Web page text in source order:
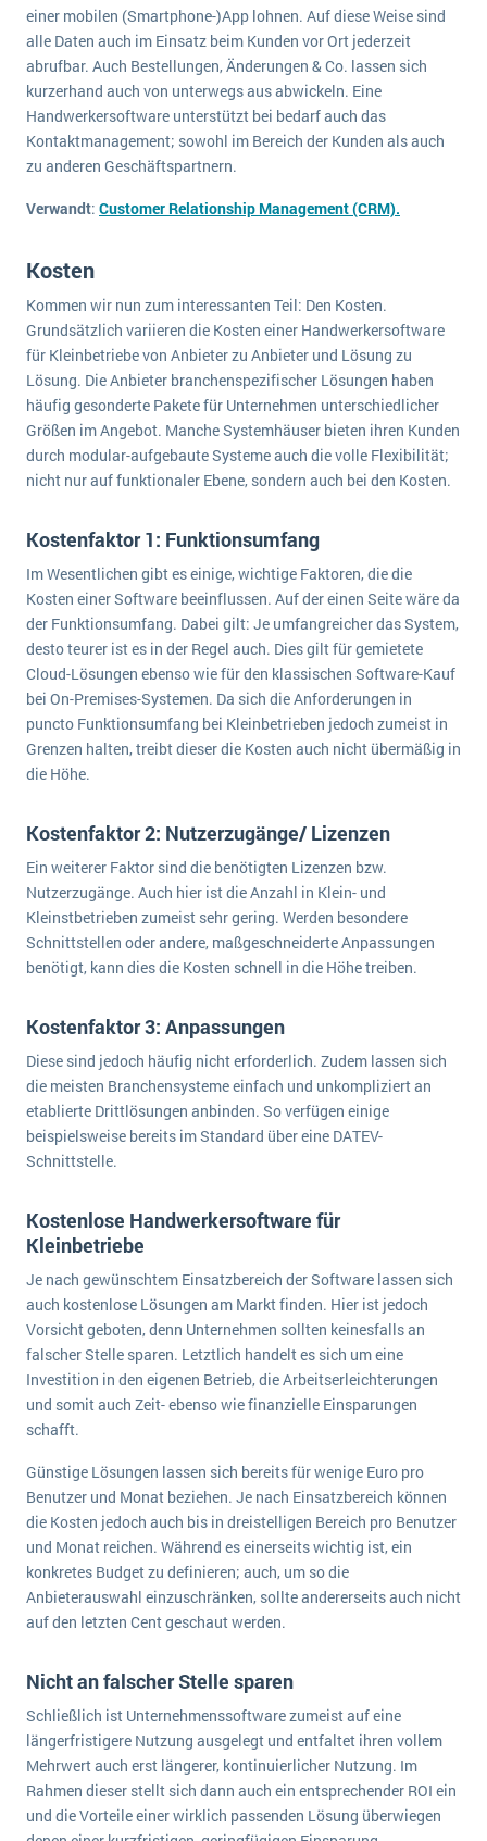
einer mobilen (Smartphone-)App lohnen. Auf diese Weise sind
alle Daten auch im Einsatz beim Kunden vor Ort jederzeit
abrufbar. Auch Bestellungen, Änderungen & Co. lassen sich
kurzerhand auch von unterwegs aus abwickeln. Eine
Handwerkersoftware unterstützt bei bedarf auch das
Kontaktmanagement; sowohl im Bereich der Kunden als auch
zu anderen Geschäftspartnern.
Verwandt: Customer Relationship Management (CRM).
Kosten
Kommen wir nun zum interessanten Teil: Den Kosten.
Grundsätzlich variieren die Kosten einer Handwerkersoftware
für Kleinbetriebe von Anbieter zu Anbieter und Lösung zu
Lösung. Die Anbieter branchenspezifischer Lösungen haben
häufig gesonderte Pakete für Unternehmen unterschiedlicher
Größen im Angebot. Manche Systemhäuser bieten ihren Kunden
durch modular-aufgebaute Systeme auch die volle Flexibilität;
nicht nur auf funktionaler Ebene, sondern auch bei den Kosten.
Kostenfaktor 1: Funktionsumfang
Im Wesentlichen gibt es einige, wichtige Faktoren, die die
Kosten einer Software beeinflussen. Auf der einen Seite wäre da
der Funktionsumfang. Dabei gilt: Je umfangreicher das System,
desto teurer ist es in der Regel auch. Dies gilt für gemietete
Cloud-Lösungen ebenso wie für den klassischen Software-Kauf
bei On-Premises-Systemen. Da sich die Anforderungen in
puncto Funktionsumfang bei Kleinbetrieben jedoch zumeist in
Grenzen halten, treibt dieser die Kosten auch nicht übermäßig in
die Höhe.
Kostenfaktor 2: Nutzerzugänge/ Lizenzen
Ein weiterer Faktor sind die benötigten Lizenzen bzw.
Nutzerzugänge. Auch hier ist die Anzahl in Klein- und
Kleinstbetrieben zumeist sehr gering. Werden besondere
Schnittstellen oder andere, maßgeschneiderte Anpassungen
benötigt, kann dies die Kosten schnell in die Höhe treiben.
Kostenfaktor 3: Anpassungen
Diese sind jedoch häufig nicht erforderlich. Zudem lassen sich
die meisten Branchensysteme einfach und unkompliziert an
etablierte Drittlösungen anbinden. So verfügen einige
beispielsweise bereits im Standard über eine DATEV-
Schnittstelle.
Kostenlose Handwerkersoftware für
Kleinbetriebe
Je nach gewünschtem Einsatzbereich der Software lassen sich
auch kostenlose Lösungen am Markt finden. Hier ist jedoch
Vorsicht geboten, denn Unternehmen sollten keinesfalls an
falscher Stelle sparen. Letztlich handelt es sich um eine
Investition in den eigenen Betrieb, die Arbeitserleichterungen
und somit auch Zeit- ebenso wie finanzielle Einsparungen
schafft.
Günstige Lösungen lassen sich bereits für wenige Euro pro
Benutzer und Monat beziehen. Je nach Einsatzbereich können
die Kosten jedoch auch bis in dreistelligen Bereich pro Benutzer
und Monat reichen. Während es einerseits wichtig ist, ein
konkretes Budget zu definieren; auch, um so die
Anbieterauswahl einzuschränken, sollte andererseits auch nicht
auf den letzten Cent geschaut werden.
Nicht an falscher Stelle sparen
Schließlich ist Unternehmenssoftware zumeist auf eine
längerfristigere Nutzung ausgelegt und entfaltet ihren vollem
Mehrwert auch erst längerer, kontinuierlicher Nutzung. Im
Rahmen dieser stellt sich dann auch ein entsprechender ROI ein
und die Vorteile einer wirklich passenden Lösung überwiegen